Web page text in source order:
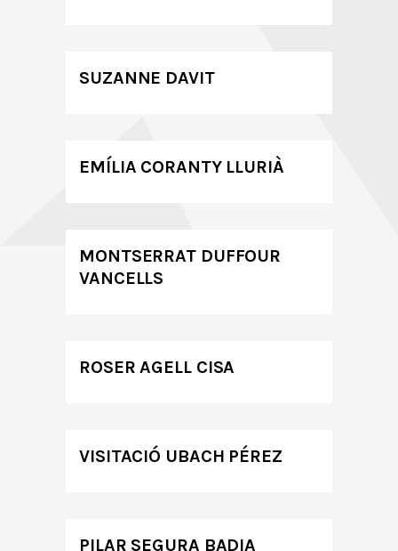
SUZANNE DAVIT
EMÍLIA CORANTY LLURIÀ
MONTSERRAT DUFFOUR
VANCELLS
ROSER AGELL CISA
VISITACIÓ UBACH PÉREZ
PILAR SEGURA BADIA